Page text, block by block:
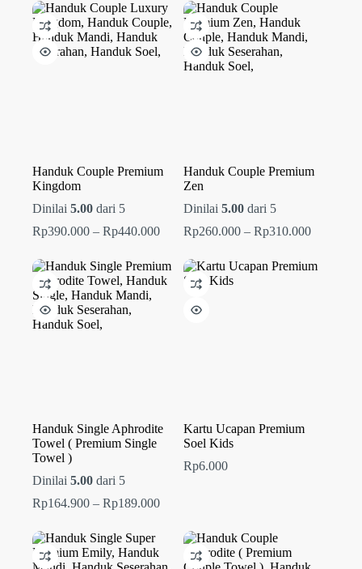
Rp319.000
Handuk Couple Premium
Kingdom
Dinilai 5.00 dari 5
Rp390.000 – Rp440.000Rentang
Rp390.000
hingga
Rp440.000
Handuk Couple Premium
Zen
Dinilai 5.00dari 5
Rp260.000 – Rp310.000Rentang
hingga
Handuk Single Aphrodite
Towel ( Premium Single
Towel )
Dinilai 5.00 dari 5
Rp164.900 – Rp189.000Rentang
Rp164.900
hingga
Rp189.000
Kartu Ucapan Premium
Soel Kids
Rp6.000